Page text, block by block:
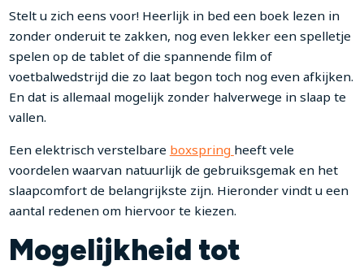
Stelt u zich eens voor! Heerlijk in bed een boek lezen in
zonder onderuit te zakken, nog even lekker een spelletje
spelen op de tablet of die spannende film of
voetbalwedstrijd die zo laat begon toch nog even afkijken.
En dat is allemaal mogelijk zonder halverwege in slaap te
vallen.
Een elektrisch verstelbare boxspring heeft vele
voordelen waarvan natuurlijk de gebruiksgemak en het
slaapcomfort de belangrijkste zijn. Hieronder vindt u een
aantal redenen om hiervoor te kiezen.
Mogelijkheid tot